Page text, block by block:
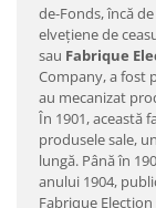
de-Fonds, încă
elveţiene de
sau Fabrique
Company, a fost
au mecanizat
În 1901, această
produsele sale,
lungă. Până în
anului 1904,
Fabrique